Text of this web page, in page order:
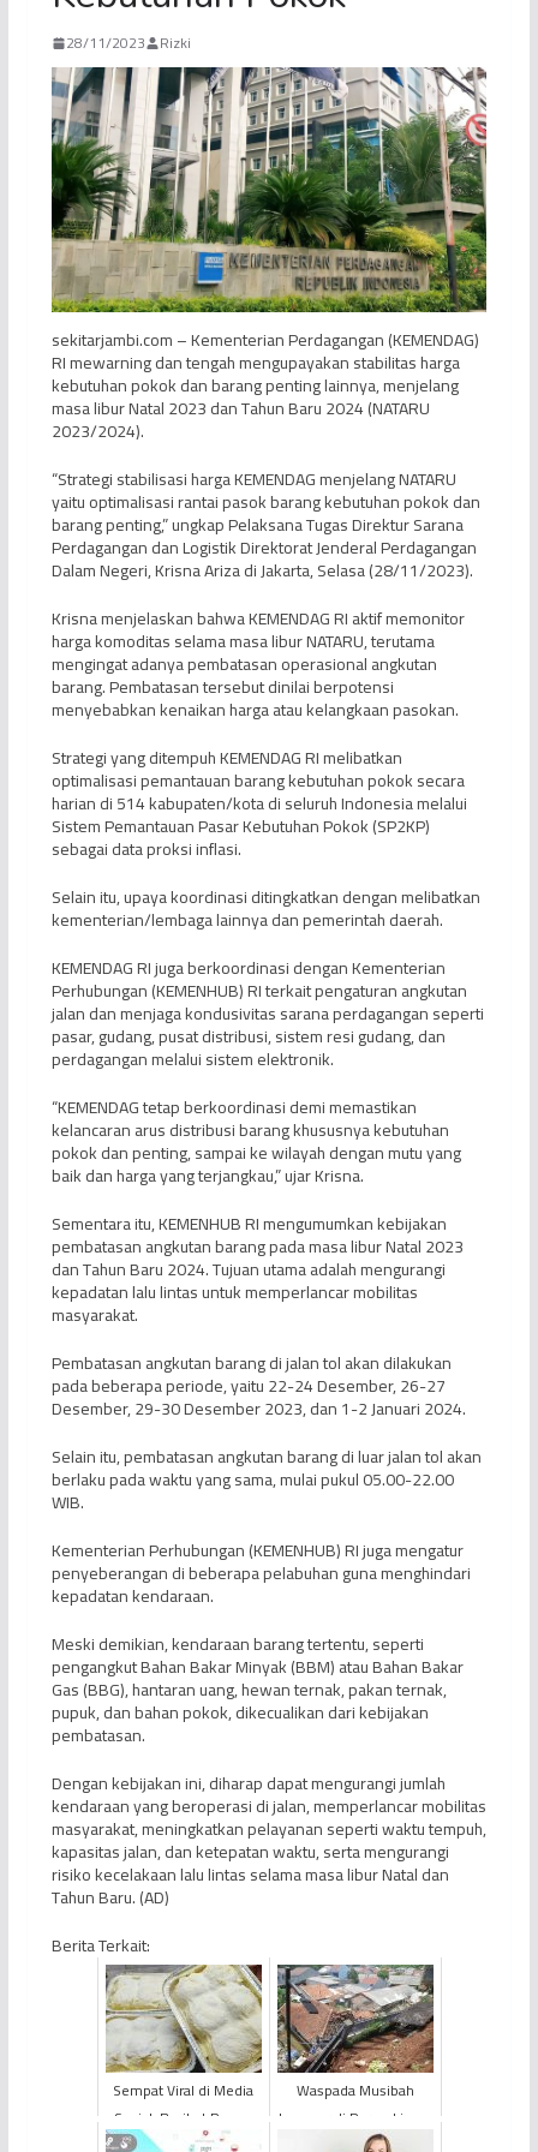
28/11/2023 Rizki
sekitarjambi.com – Kementerian Perdagangan (KEMENDAG)
RI mewarning dan tengah mengupayakan stabilitas harga
kebutuhan pokok dan barang penting lainnya, menjelang
masa libur Natal 2023 dan Tahun Baru 2024 (NATARU
2023/2024).
“Strategi stabilisasi harga KEMENDAG menjelang NATARU
yaitu optimalisasi rantai pasok barang kebutuhan pokok dan
barang penting,” ungkap Pelaksana Tugas Direktur Sarana
Perdagangan dan Logistik Direktorat Jenderal Perdagangan
Dalam Negeri, Krisna Ariza di Jakarta, Selasa (28/11/2023).
Krisna menjelaskan bahwa KEMENDAG RI aktif memonitor
harga komoditas selama masa libur NATARU, terutama
mengingat adanya pembatasan operasional angkutan
barang. Pembatasan tersebut dinilai berpotensi
menyebabkan kenaikan harga atau kelangkaan pasokan.
Strategi yang ditempuh KEMENDAG RI melibatkan
optimalisasi pemantauan barang kebutuhan pokok secara
harian di 514 kabupaten/kota di seluruh Indonesia melalui
Sistem Pemantauan Pasar Kebutuhan Pokok (SP2KP)
sebagai data proksi inflasi.
Selain itu, upaya koordinasi ditingkatkan dengan melibatkan
kementerian/lembaga lainnya dan pemerintah daerah.
KEMENDAG RI juga berkoordinasi dengan Kementerian
Perhubungan (KEMENHUB) RI terkait pengaturan angkutan
jalan dan menjaga kondusivitas sarana perdagangan seperti
pasar, gudang, pusat distribusi, sistem resi gudang, dan
perdagangan melalui sistem elektronik.
“KEMENDAG tetap berkoordinasi demi memastikan
kelancaran arus distribusi barang khususnya kebutuhan
pokok dan penting, sampai ke wilayah dengan mutu yang
baik dan harga yang terjangkau,” ujar Krisna.
Sementara itu, KEMENHUB RI mengumumkan kebijakan
pembatasan angkutan barang pada masa libur Natal 2023
dan Tahun Baru 2024. Tujuan utama adalah mengurangi
kepadatan lalu lintas untuk memperlancar mobilitas
masyarakat.
Pembatasan angkutan barang di jalan tol akan dilakukan
pada beberapa periode, yaitu 22-24 Desember, 26-27
Desember, 29-30 Desember 2023, dan 1-2 Januari 2024.
Selain itu, pembatasan angkutan barang di luar jalan tol akan
berlaku pada waktu yang sama, mulai pukul 05.00-22.00
WIB.
Kementerian Perhubungan (KEMENHUB) RI juga mengatur
penyeberangan di beberapa pelabuhan guna menghindari
kepadatan kendaraan.
Meski demikian, kendaraan barang tertentu, seperti
pengangkut Bahan Bakar Minyak (BBM) atau Bahan Bakar
Gas (BBG), hantaran uang, hewan ternak, pakan ternak,
pupuk, dan bahan pokok, dikecualikan dari kebijakan
pembatasan.
Dengan kebijakan ini, diharap dapat mengurangi jumlah
kendaraan yang beroperasi di jalan, memperlancar mobilitas
masyarakat, meningkatkan pelayanan seperti waktu tempuh,
kapasitas jalan, dan ketepatan waktu, serta mengurangi
risiko kecelakaan lalu lintas selama masa libur Natal dan
Tahun Baru. (AD)
Berita Terkait:
Sempat Viral di Media
Sosial, Berikut Resep
Makanan Milk Bun
Waspada Musibah
Longsor di Permukiman
Padat Penduduk! Begini